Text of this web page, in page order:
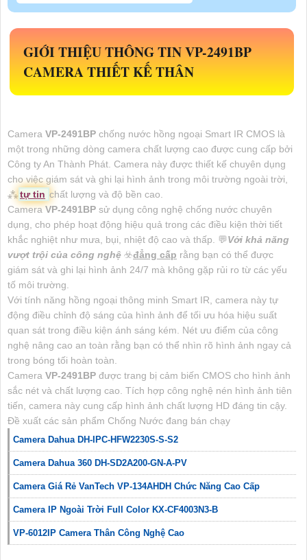
GIỚI THIỆU THÔNG TINVP-2491BP
CAMERA THIẾT KẾ THÂN
Camera VP-2491BP chống nước hồng ngoại Smart IR CMOS là
một trong những dòng camera chất lượng cao được cung cấp bởi
Công ty An Thành Phát. Camera này được thiết kế chuyên dụng
cho việc giám sát và ghi lại hình ảnh trong môi trường ngoài trời,
⁂tự tin chất lượng và độ bền cao.
CameraVP-2491BP sử dụng công nghệ chống nước chuyên
dụng, cho phép hoạt động hiệu quả trong các điều kiện thời tiết
khắc nghiệt như mưa, bụi, nhiệt độ cao và thấp. 💬Với khả năng
vượt trội của công nghệ ☣️đẳng cấp rằng bạn có thể được
giám sát và ghi lại hình ảnh 24/7 mà không gặp rủi ro từ các yếu
tố môi trường.
Với tính năng hồng ngoại thông minh Smart IR, camera này tự
động điều chỉnh độ sáng của hình ảnh để tối ưu hóa hiệu suất
quan sát trong điều kiện ánh sáng kém. Nét ưu điểm của công
nghệ nâng cao an toàn rằng bạn có thể nhìn rõ hình ảnh ngay cả
trong bóng tối hoàn toàn.
Camera VP-2491BP được trang bị cảm biến CMOS cho hình ảnh
sắc nét và chất lượng cao. Tích hợp công nghệ nén hình ảnh tiên
tiến, camera này cung cấp hình ảnh chất lượng HD đáng tin cậy.
Đề xuất các sản phẩm Chống Nước đang bán chạy
Camera Dahua DH-IPC-HFW2230S-S-S2
Camera Dahua 360 DH-SD2A200-GN-A-PV
Camera Giá Rẻ VanTech VP-134AHDH Chức Năng Cao Cấp
Camera IP Ngoài Trời Full Color KX-CF4003N3-B
VP-6012IP Camera Thân Công Nghệ Cao